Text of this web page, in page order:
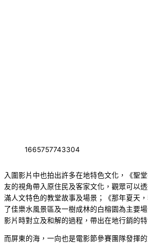
1665757743304
入圍影片中也拍出許多在地特色文化，《聖
友的視角帶入原住民及客家文化，觀眾可以
滿人文特色的教堂故事及場景；《那年夏天
了佳樂水風景區及一樹成林的白榕園為主要
影片時對立及和解的過程，帶出在地行銷的特
而屏東的海，一向也是電影節參賽團隊發揮